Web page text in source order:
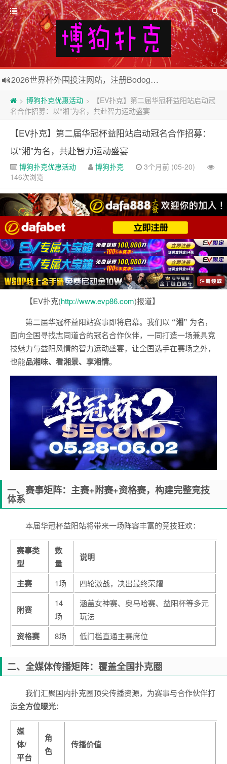
欢迎访问博狗扑克网站，注册博狗扑克免费送10美元现金和2张比赛门票
2026世界杯外围投注网站，注册Bodog博狗投注最高送3888奖金
> 博狗扑克优惠活动 >
【EV扑克】第二届华冠杯益阳站启动冠
名合作招募：以“湘”为名，共赴智力运动盛宴
【EV扑克】第二届华冠杯益阳站启动冠名合作招募：
以“湘”为名，共赴智力运动盛宴
博狗扑克优惠活动 博狗扑克
3个月前 (05-20)
146次浏览
【EV扑克(http://www.evp86.com)报道】
第二届华冠杯益阳站赛事即将启幕。我们以 “湘” 为名，
面向全国寻找志同道合的冠名合作伙伴，一同打造一场兼具竞
技魅力与益阳风情的智力运动盛宴，让全国选手在赛场之外，
也能品湘味、看湘景、享湘情。
一、赛事矩阵：主赛+附赛+资格赛，构建完整竞技
体系
本届华冠杯益阳站将带来一场阵容丰富的竞技狂欢：
赛事类
型
数
量
说明
主赛 1场 四轮激战，决出最终荣耀
附赛
14
场
涵盖女神赛、奥马哈赛、益阳杯等多元
玩法
资格赛 8场 低门槛直通主赛席位
二、全媒体传播矩阵：覆盖全国扑克圈
我们汇聚国内扑克圈顶尖传播资源，为赛事与合作伙伴打
造全方位曝光：
媒
体/
平台
角
色
传播价值